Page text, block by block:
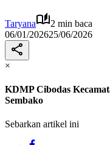
Taryana
2 min baca
06/01/202625/06/2026
×
KDMP Cibodas
Sembako
Sebarkan artikel ini